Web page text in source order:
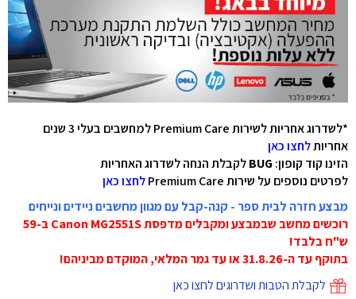
*לשדרוג אחריות לשירות Premium Care למחשבים בעלי 3 שנים
אחריותלחצו כאן
הזינו קוד קופון: BUGלקבלת הנחה לשדרוג האחריות
לפרטים נוספים על שירות Premium Care
לחצו כאן
מבצע חזרה לבית ספר - קנה-קבל עם מגוון מחשבים ניידים ונייחים
רוכשים מחשב שבמבצע ומקבלים מדפסת Canon MG2551S ב-59
ש"ח בלבד!
בתוקף עד ה-31.8.26 או עד גמר המלאי, המוקדם מביניהם!
לקבלת הטבות ושדרוגים לחצו כאן